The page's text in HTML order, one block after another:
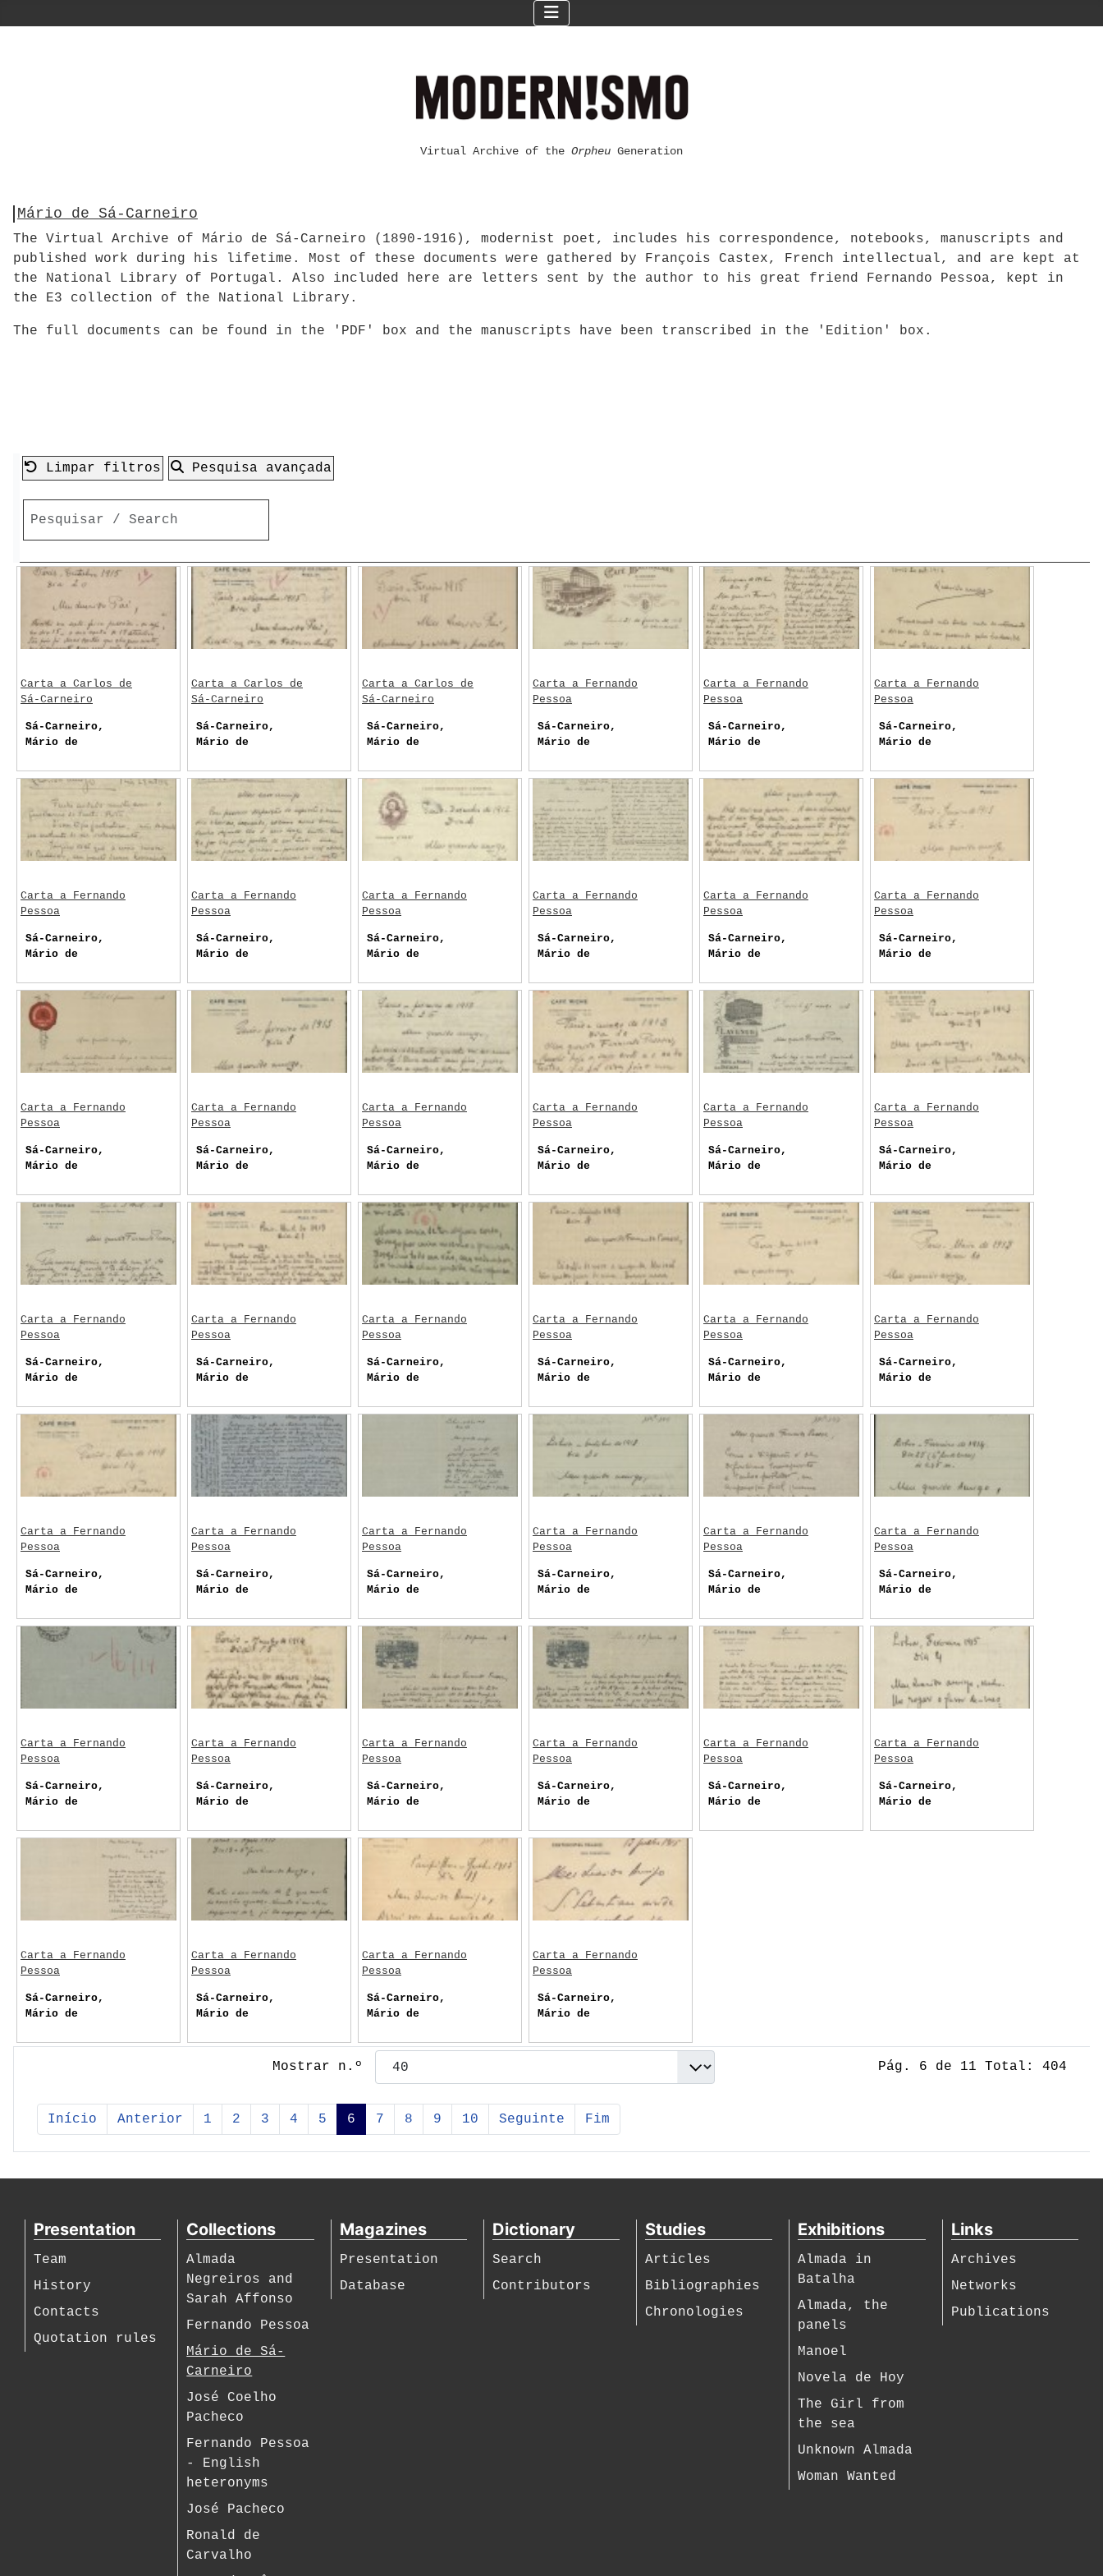
Virtual Archive of the Orpheu Generation
Mário de Sá-Carneiro
The Virtual Archive of Mário de Sá-Carneiro (1890-1916), modernist poet, includes his correspondence, notebooks, manuscripts and
published work during his lifetime. Most of these documents were gathered by François Castex, French intellectual, and are kept at
the National Library of Portugal. Also included here are letters sent by the author to his great friend Fernando Pessoa, kept in
the E3 collection of the National Library.
The full documents can be found in the 'PDF' box and the manuscripts have been transcribed in the 'Edition' box.
Limpar filtros Pesquisa avançada
Mostrar n.º Pág. 6 de 11 Total: 404
Início Anterior 1 2 3 4 5 6 7 8 9 10 Seguinte Fim
Carta a Carlos de
Sá-Carneiro
Sá-Carneiro,
Mário de
Carta a Carlos de
Sá-Carneiro
Sá-Carneiro,
Mário de
Carta a Carlos de
Sá-Carneiro
Sá-Carneiro,
Mário de
Carta a Fernando
Pessoa
Sá-Carneiro,
Mário de
Carta a Fernando
Pessoa
Sá-Carneiro,
Mário de
Carta a Fernando
Pessoa
Sá-Carneiro,
Mário de
Carta a Fernando
Pessoa
Sá-Carneiro,
Mário de
Carta a Fernando
Pessoa
Sá-Carneiro,
Mário de
Carta a Fernando
Pessoa
Sá-Carneiro,
Mário de
Carta a Fernando
Pessoa
Sá-Carneiro,
Mário de
Carta a Fernando
Pessoa
Sá-Carneiro,
Mário de
Carta a Fernando
Pessoa
Sá-Carneiro,
Mário de
Carta a Fernando
Pessoa
Sá-Carneiro,
Mário de
Carta a Fernando
Pessoa
Sá-Carneiro,
Mário de
Carta a Fernando
Pessoa
Sá-Carneiro,
Mário de
Carta a Fernando
Pessoa
Sá-Carneiro,
Mário de
Carta a Fernando
Pessoa
Sá-Carneiro,
Mário de
Carta a Fernando
Pessoa
Sá-Carneiro,
Mário de
Carta a Fernando
Pessoa
Sá-Carneiro,
Mário de
Carta a Fernando
Pessoa
Sá-Carneiro,
Mário de
Carta a Fernando
Pessoa
Sá-Carneiro,
Mário de
Carta a Fernando
Pessoa
Sá-Carneiro,
Mário de
Carta a Fernando
Pessoa
Sá-Carneiro,
Mário de
Carta a Fernando
Pessoa
Sá-Carneiro,
Mário de
Carta a Fernando
Pessoa
Sá-Carneiro,
Mário de
Carta a Fernando
Pessoa
Sá-Carneiro,
Mário de
Carta a Fernando
Pessoa
Sá-Carneiro,
Mário de
Carta a Fernando
Pessoa
Sá-Carneiro,
Mário de
Carta a Fernando
Pessoa
Sá-Carneiro,
Mário de
Carta a Fernando
Pessoa
Sá-Carneiro,
Mário de
Carta a Fernando
Pessoa
Sá-Carneiro,
Mário de
Carta a Fernando
Pessoa
Sá-Carneiro,
Mário de
Carta a Fernando
Pessoa
Sá-Carneiro,
Mário de
Carta a Fernando
Pessoa
Sá-Carneiro,
Mário de
Carta a Fernando
Pessoa
Sá-Carneiro,
Mário de
Carta a Fernando
Pessoa
Sá-Carneiro,
Mário de
Carta a Fernando
Pessoa
Sá-Carneiro,
Mário de
Carta a Fernando
Pessoa
Sá-Carneiro,
Mário de
Carta a Fernando
Pessoa
Sá-Carneiro,
Mário de
Carta a Fernando
Pessoa
Sá-Carneiro,
Mário de
Presentation
Team
History
Contacts
Quotation rules
Collections
Almada
Negreiros and
Sarah Affonso
Fernando Pessoa
Mário de Sá-
Carneiro
José Coelho
Pacheco
Fernando Pessoa
- English
heteronyms
José Pacheco
Ronald de
Carvalho
Magazines
Presentation
Database
Dictionary
Search
Contributors
Studies
Articles
Bibliographies
Chronologies
Exhibitions
Almada in
Batalha
Almada, the
panels
Manoel
Novela de Hoy
The Girl from
the sea
Unknown Almada
Woman Wanted
Links
Archives
Networks
Publications